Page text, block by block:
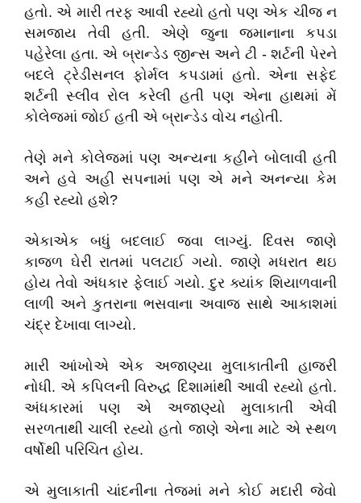
હતો. એ મારી તરફ આવી રહ્યો હતો પણ એક ચીજ ન
સમજાય તેવી હતી. એણે જુના જમાનાના કપડા
પહેરેલા હતા. એ બ્રાન્ડેડ જીન્સ અને ટી - શર્ટની પેરને
બદલે ટ્રેડીસનલ ફોર્મલ કપડામાં હતો. એના સફેદ
શર્ટની સ્લીવ રોલ કરેલી હતી પણ એના હાથમાં મેં
કોલેજમાં જોઈ હતી એ બ્રાન્ડેડ વોચ નહોતી.
તેણે મને કોલેજમાં પણ અન્યના કહીને બોલાવી હતી
અને હવે અહી સપનામાં પણ એ મને અનન્યા કેમ
કહી રહ્યો હશે?
એકાએક બધું બદલાઈ જવા લાગ્યું. દિવસ જાણે
કાજળ ઘેરી રાતમાં પલટાઈ ગયો. જાણે મધરાત થઇ
હોય તેવો અંધકાર ફેલાઈ ગયો. દુર ક્યાંક શિયાળવાની
લાળી અને કુતરાના ભસવાના અવાજ સાથે આકાશમાં
ચંદ્ર દેખાવા લાગ્યો.
મારી આંખોએ એક અજાણ્યા મુલાકાતીની હાજરી
નોધી. એ કપિલની વિરુદ્ધ દિશામાંથી આવી રહ્યો હતો.
અંધકારમાં પણ એ અજાણ્યો મુલાકાતી એવી
સરળતાથી ચાલી રહ્યો હતો જાણે એના માટે એ સ્થળ
વર્ષોથી પરિચિત હોય.
એ મુલાકાતી ચાંદનીના તેજમાં મને કોઈ મદારી જેવો